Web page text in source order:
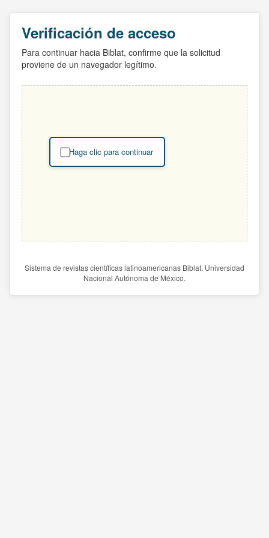
Verificación de acceso
Para continuar hacia Biblat, confirme que la solicitud
proviene de un navegador legítimo.
Haga clic para continuar
Sistema de revistas científicas latinoamericanas Biblat. Universidad
Nacional Autónoma de México.